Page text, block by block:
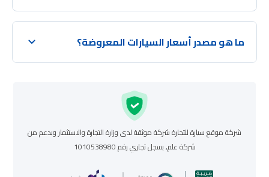
ما هو مصدر أسعار السيارات المعروضة؟
شركة موقع سيارة للتجارة شركة موثقة لدى وزارة التجارة والاستثمار وبدعم من
شركة علم, بسجل تجاري رقم 1010538980